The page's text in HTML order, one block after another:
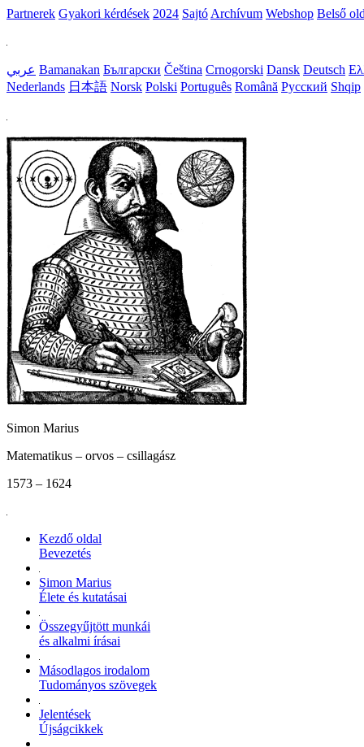
Partnerek Gyakori kérdések 2024 Sajtó Archívum Webshop Belső
عربي Bamanakan Български Čeština Crnogorski Dansk Deutsch
Nederlands 日本語 Norsk Polski Português Română Русский Shqip
Simon Marius
Matematikus – orvos – csillagász
1573 – 1624
Kezdő oldal
Bevezetés
Simon Marius
Élete és kutatásai
Összegyűjtött munkái
és alkalmi írásai
Másodlagos irodalom
Tudományos szövegek
Jelentések
Újságcikkek